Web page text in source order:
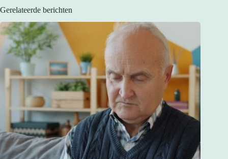
Gerelateerde berichten